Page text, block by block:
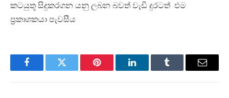
කටයුතූ සිදුකරගන යනු ලබන බවත් වැඩි දුරටත් එම
ප්‍රකාශකයා පැවසීය
FacebookTwitter Pinterest LinkedInTumblr Email